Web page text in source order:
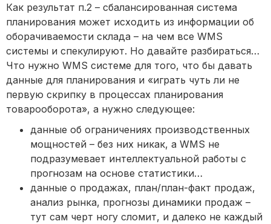
Как результат п.2 – сбалансированная система
планирования может исходить из информации об
оборачиваемости склада – на чем все WMS
системы и спекулируют. Но давайте разбираться…
Что нужно WMS системе для того, что бы давать
данные для планирования и «играть чуть ли не
первую скрипку в процессах планирования
товарооборота», а нужно следующее:
данные об ограничениях производственных
мощностей – без них никак, а WMS не
подразумевает интеллектуальной работы с
прогнозам на основе статистики…
данные о продажах, план/план-факт продаж,
анализ рынка, прогнозы динамики продаж –
тут сам черт ногу сломит, и далеко не каждый